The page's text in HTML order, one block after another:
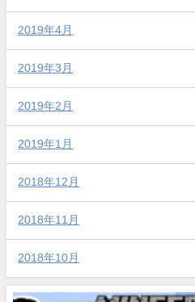
2019年4月
2019年3月
2019年2月
2019年1月
2018年12月
2018年11月
2018年10月